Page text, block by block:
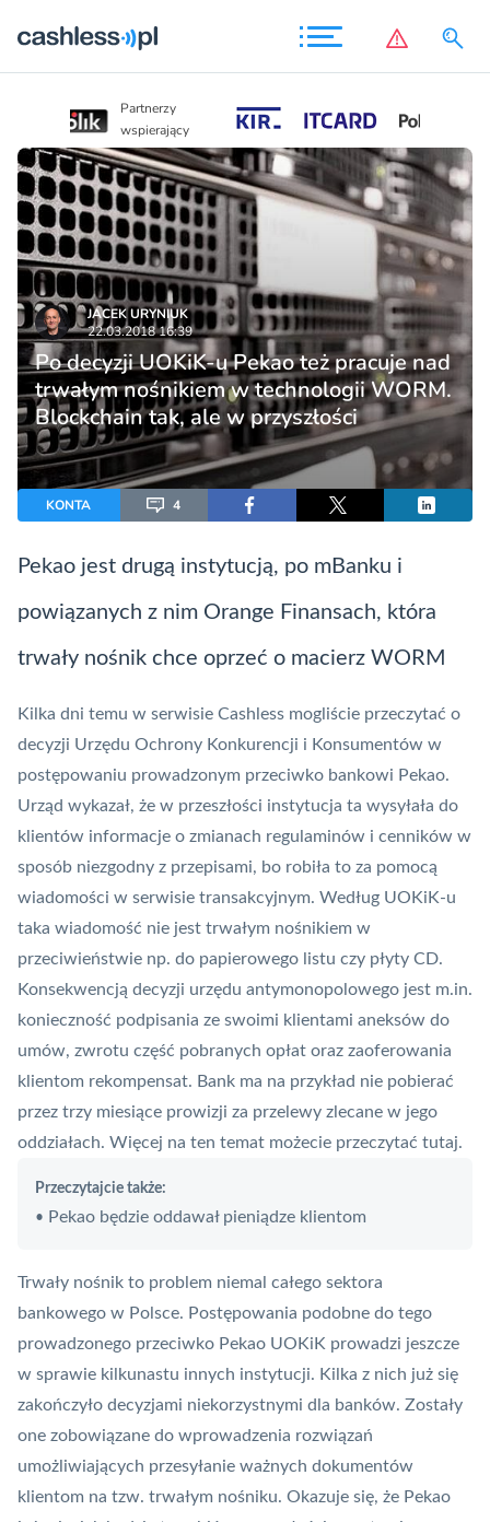
Partnerzy
wspierający
JACEK URYNIUK
22.03.2018 16:39
Po decyzji UOKiK-u Pekao też pracuje nad
trwałym nośnikiem w technologii WORM.
Blockchain tak, ale w przyszłości
KONTA 4
Pekao jest drugą instytucją, po mBanku i
powiązanych z nim Orange Finansach, która
trwały nośnik chce oprzeć o macierz WORM
Kilka dni temu w serwisie Cashless mogliście przeczytać o
decyzji Urzędu Ochrony Konkurencji i Konsumentów w
postępowaniu prowadzonym przeciwko bankowi Pekao.
Urząd wykazał, że w przeszłości instytucja ta wysyłała do
klientów informacje o zmianach regulaminów i cenników w
sposób niezgodny z przepisami, bo robiła to za pomocą
wiadomości w serwisie transakcyjnym. Według UOKiK-u
taka wiadomość nie jest trwałym nośnikiem w
przeciwieństwie np. do papierowego listu czy płyty CD.
Konsekwencją decyzji urzędu antymonopolowego jest m.in.
konieczność podpisania ze swoimi klientami aneksów do
umów, zwrotu część pobranych opłat oraz zaoferowania
klientom rekompensat. Bank ma na przykład nie pobierać
przez trzy miesiące prowizji za przelewy zlecane w jego
oddziałach. Więcej na ten temat możecie przeczytać tutaj.
Przeczytajcie także:
• Pekao będzie oddawał pieniądze klientom
Trwały nośnik to problem niemal całego sektora
bankowego w Polsce. Postępowania podobne do tego
prowadzonego przeciwko Pekao UOKiK prowadzi jeszcze
w sprawie kilkunastu innych instytucji. Kilka z nich już się
zakończyło decyzjami niekorzystnymi dla banków. Zostały
one zobowiązane do wprowadzenia rozwiązań
umożliwiających przesyłanie ważnych dokumentów
klientom na tzw. trwałym nośniku. Okazuje się, że Pekao